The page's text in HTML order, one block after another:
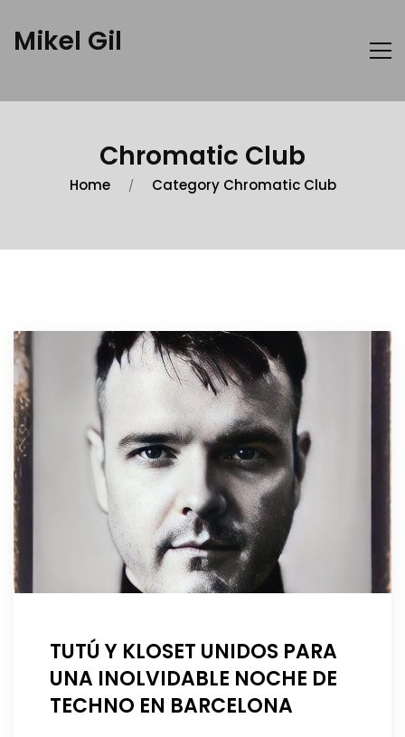
Mikel Gil
Chromatic Club
Home Category Chromatic Club
TUTÚ Y KLOSET UNIDOS PARA
UNA INOLVIDABLE NOCHE DE
TECHNO EN BARCELONA